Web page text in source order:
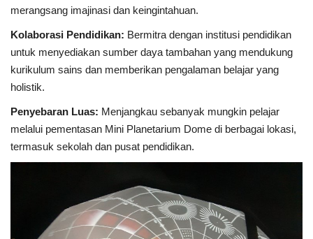
merangsang imajinasi dan keingintahuan.
Kolaborasi Pendidikan: Bermitra dengan institusi pendidikan
untuk menyediakan sumber daya tambahan yang mendukung
kurikulum sains dan memberikan pengalaman belajar yang
holistik.
Penyebaran Luas: Menjangkau sebanyak mungkin pelajar
melalui pementasan Mini Planetarium Dome di berbagai lokasi,
termasuk sekolah dan pusat pendidikan.